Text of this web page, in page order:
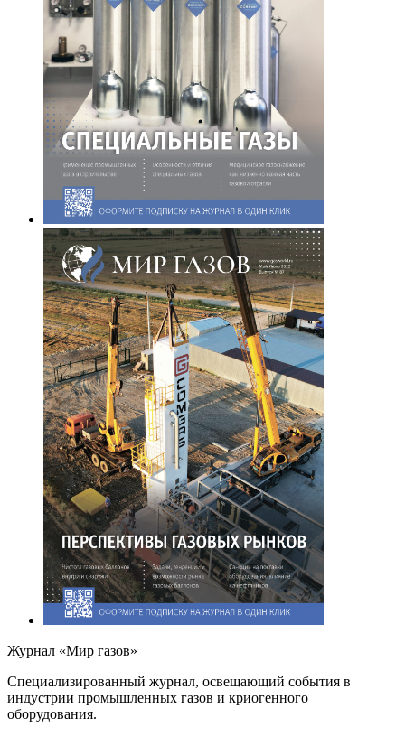
Журнал «Мир газов»
Cпециализированный журнал, освещающий события в
индустрии промышленных газов и криогенного
оборудования.